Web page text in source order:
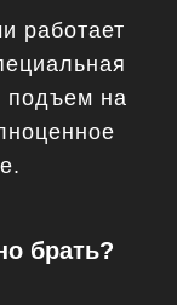
работает
подъем на
брать?